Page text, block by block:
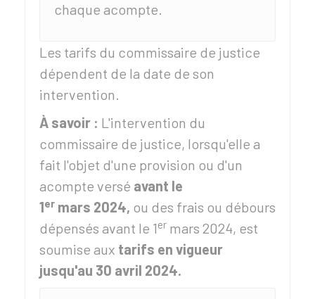
chaque acompte.
Les tarifs du commissaire de justice
dépendent de la date de son
intervention.
À savoir : L'intervention du
commissaire de justice, lorsqu'elle a
fait l'objet d'une provision ou d'un
acompte versé avant le
1er mars 2024, ou des frais ou débours
dépensés avant le 1er mars 2024, est
soumise aux tarifs en vigueur
jusqu'au 30 avril 2024.